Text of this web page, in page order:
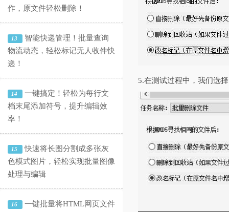
作，原文件轻松删除！
13
智能快递管理！批量查询
物流动态，轻松标记无人收件快
递！
14
一键搞定！轻松为每行文
档末尾添加符号，提升编辑效
率！
15
快速将长图分割成多张灰
色模式图片，轻松实现批量图像
处理与编辑
16
一键批量将HTML网页文件
5.在测试过程中，我们选